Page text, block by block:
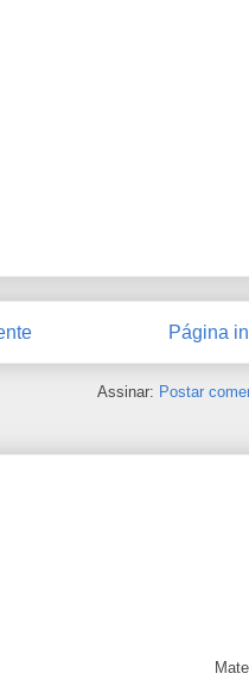
Página
Assinar: Postar